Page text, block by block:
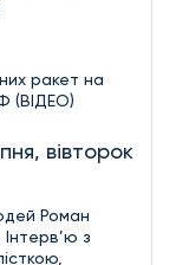
ракет на
(ВІДЕО)
вівторок
Роман
з